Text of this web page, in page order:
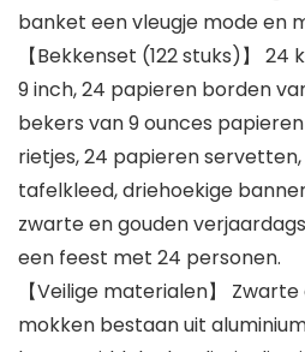
banket een vleugje mode en
【Bekkenset (122 stuks)】
9 inch, 24 papieren borden
bekers van 9 ounces
rietjes, 24 papieren servetten,
tafelkleed, driehoekige
zwarte en gouden
een feest met 24 personen.
【Veilige materialen】
mokken bestaan uit